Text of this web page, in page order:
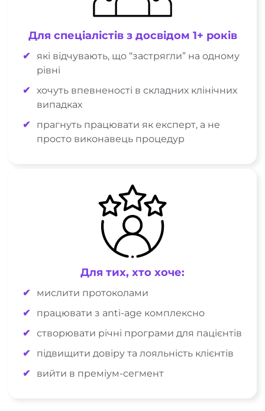
Для спеціалістів з досвідом 1+ років
які відчувають, що “застрягли” на одному
рівні
хочуть впевненості в складних клінічних
випадках
прагнуть працювати як експерт, а не
просто виконавець процедур
Для тих, хто хоче:
мислити протоколами
працювати з anti-age комплексно
створювати річні програми для пацієнтів
підвищити довіру та лояльність клієнтів
вийти в преміум-сегмент